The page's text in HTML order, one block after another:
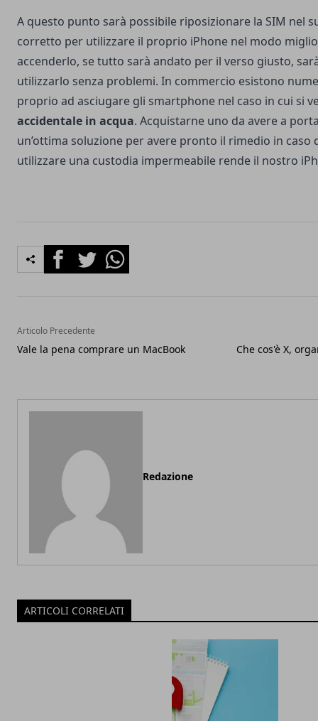
A questo punto sarà possibile riposizionare la SIM nel
corretto per utilizzare il proprio iPhone nel modo
accenderlo, se tutto sarà andato per il verso giusto,
utilizzarlo senza problemi. In commercio esistono
proprio ad asciugare gli smartphone nel caso in cui si
accidentale in acqua. Acquistarne uno da avere a
un’ottima soluzione per avere pronto il rimedio in caso
utilizzare una custodia impermeabile rende il nostro
FacebookTwitterWhatsapp
Articolo Precedente
Vale la pena comprare un MacBook Che cos'è X,
Redazione
ARTICOLI CORRELATI